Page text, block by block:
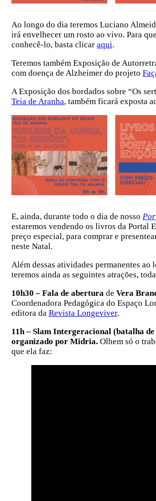
Ao longo do dia teremos Luciano
irá envelhecer um rosto ao vivo. Para
conhecê-lo, basta clicar aqui.
Teremos também Exposição de
com doença de Alzheimer do projeto
A Exposição dos bordados sobre “Os
Teia de Aranha, também ficará exposta
E, ainda, durante todo o dia de nosso
estaremos vendendo os livros da Portal
preço especial, para comprar e
neste Natal.
Além dessas atividades permanentes ao
teremos ainda as seguintes atrações,
10h30 – Fala de abertura de Vera
Coordenadora Pedagógica do Espaço
editora da Revista Longeviver.
11h – Slam Intergeracional (batalha de
organizado por Midria. Olhem só o
que ela faz: